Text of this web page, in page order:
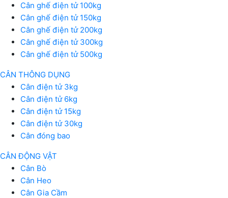
Cân ghế điện tử 100kg
Cân ghế điện tử 150kg
Cân ghế điện tử 200kg
Cân ghế điện tử 300kg
Cân ghế điện tử 500kg
CÂN THÔNG DỤNG
Cân điện tử 3kg
Cân điện tử 6kg
Cân điện tử 15kg
Cân điện tử 30kg
Cân đóng bao
CÂN ĐỘNG VẬT
Cân Bò
Cân Heo
Cân Gia Cầm